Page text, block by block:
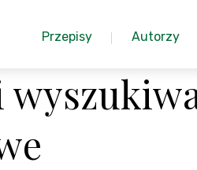
Przepisy Autorzy